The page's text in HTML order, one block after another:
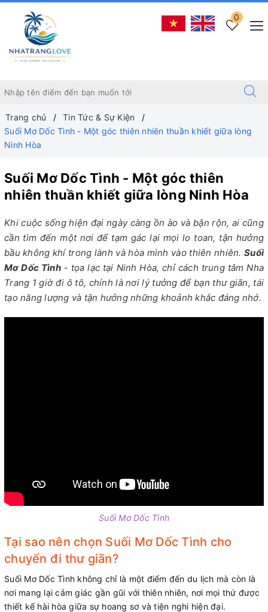
0
Trang chủ
Tin Tức & Sự Kiện
Suối Mơ Dốc Tình - Một góc thiên nhiên thuần khiết giữa lòng
Ninh Hòa
Suối Mơ Dốc Tình - Một góc thiên
nhiên thuần khiết giữa lòng Ninh Hòa
Khi cuộc sống hiện đại ngày càng ồn ào và bận rộn, ai cũng
cần tìm đến một nơi để tạm gác lại mọi lo toan, tận hưởng
bầu không khí trong lành và hòa mình vào thiên nhiên. Suối
Mơ Dốc Tình- tọa lạc tại Ninh Hòa, chỉ cách trung tâm Nha
Trang 1 giờ đi ô tô, chính là nơi lý tưởng để bạn thư giãn, tái
tạo năng lượng và tận hưởng những khoảnh khắc đáng nhớ.
Suối Mơ Dốc Tình
Tại sao nên chọn Suối Mơ Dốc Tình cho
chuyến đi thư giãn?
Suối Mơ Dốc Tình không chỉ là một điểm đến du lịch mà còn là
nơi mang lại cảm giác gần gũi với thiên nhiên, nơi mọi thứ được
thiết kế hài hòa giữa sự hoang sơ và tiện nghi hiện đại.